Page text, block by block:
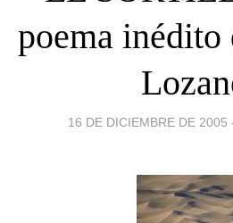
poema inédito
16 DE DICIEMBRE DE 2005